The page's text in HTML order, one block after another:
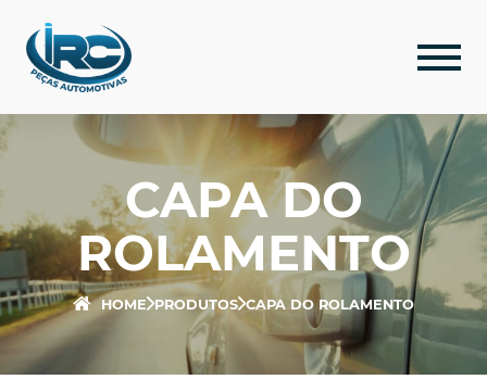
CAPA DO
ROLAMENTO
HOME PRODUTOS CAPA DO ROLAMENTO